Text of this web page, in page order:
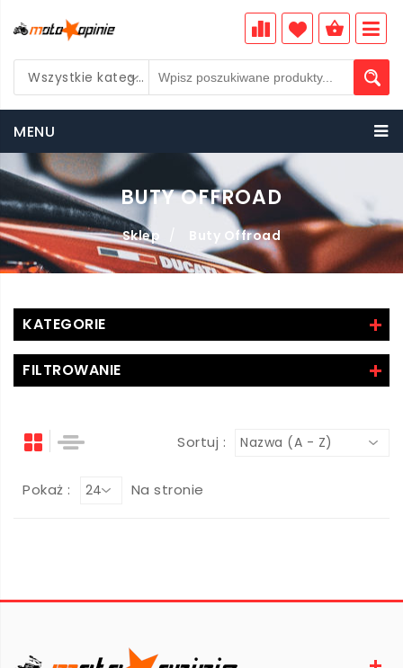
Wszystkie kategorie
MENU
BUTY OFFROAD
Sklep / Buty Offroad
KATEGORIE
FILTROWANIE
Sortuj : Nazwa (A - Z)
Pokaż : 24 Na stronie